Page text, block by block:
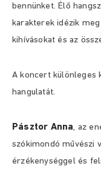
bennünket. Élő
karakterek idézik
kihívásokat és az
A koncert különleges
hangulatát.
Pásztor Anna, az
szókimondó művészi
érzékenységgel és